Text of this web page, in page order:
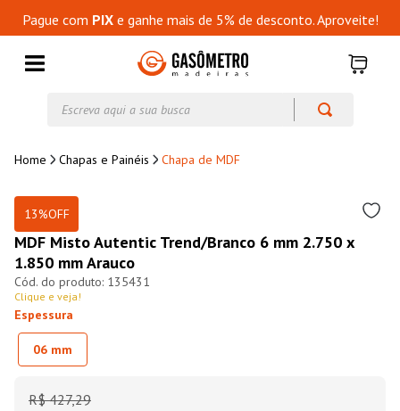
Pague com PIXe ganhe mais de 5% de desconto. Aproveite!
Chapas e Painéis Chapa de MDF
13%OFF
MDF Misto Autentic Trend/Branco 6 mm 2.750 x
1.850 mm Arauco
135431
Clique e veja!
Espessura
06 mm
R$ 427,29